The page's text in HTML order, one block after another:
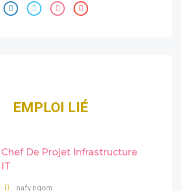
EMPLOI LIÉ
Chef De Projet Infrastructure
IT
nafy ngom